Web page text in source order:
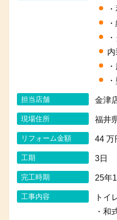
担当店舗 金津
現場住所 福井
リフォーム金額 44 万
工期 3日
完工時期 25年
工事内容
トイ
・和